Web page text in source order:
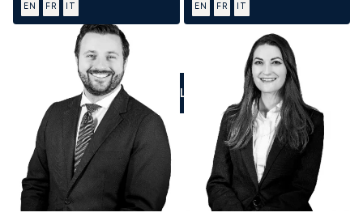
EN FR IT EN FR IT
CALL US